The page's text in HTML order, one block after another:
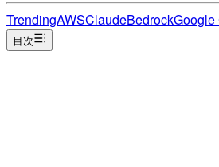
TrendingAWSClaudeBedrockGoogle
目次